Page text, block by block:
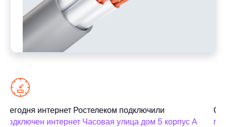
Сегодня интернет Ростелеком подключили
подключен интернет Часовая улица дом 5 корпус А